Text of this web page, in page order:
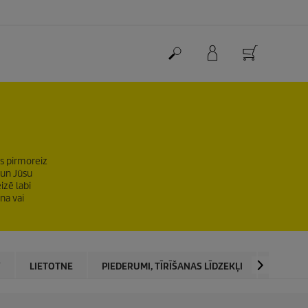
pirmoreiz
Jūsu
labi
vai
LIETOTNE PIEDERUMI, TĪRĪŠANAS LĪDZEKĻI